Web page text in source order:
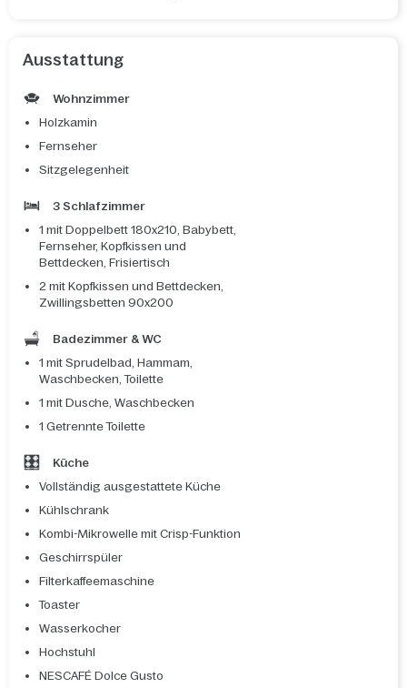
Ausstattung
Wohnzimmer
Holzkamin
Fernseher
Sitzgelegenheit
3 Schlafzimmer
1 mit Doppelbett 180x210, Babybett,
Fernseher, Kopfkissen und
Bettdecken, Frisiertisch
2 mit Kopfkissen und Bettdecken,
Zwillingsbetten 90x200
Badezimmer & WC
1 mit Sprudelbad, Hammam,
Waschbecken, Toilette
1 mit Dusche, Waschbecken
1 Getrennte Toilette
Küche
Vollständig ausgestattete Küche
Kühlschrank
Kombi-Mikrowelle mit Crisp-Funktion
Geschirrspüler
Filterkaffeemaschine
Toaster
Wasserkocher
Hochstuhl
NESCAFÉ Dolce Gusto